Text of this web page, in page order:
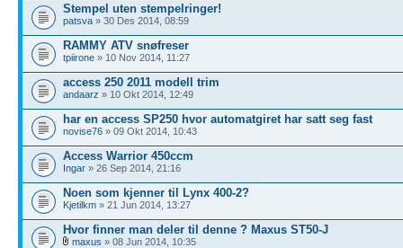
Stempel uten stempelringer!
patsva » 30 Des 2014, 08:59
RAMMY ATV snøfreser
tpiirone » 10 Nov 2014, 11:27
access 250 2011 modell trim
andaarz » 10 Okt 2014, 12:49
har en access SP250 hvor automatgiret har satt seg fast
novise76 » 09 Okt 2014, 10:43
Access Warrior 450ccm
Ingar » 26 Sep 2014, 21:16
Noen som kjenner til Lynx 400-2?
Kjetilkm » 21 Jun 2014, 13:27
Hvor finner man deler til denne ? Maxus ST50-J
maxus » 08 Jun 2014, 10:35